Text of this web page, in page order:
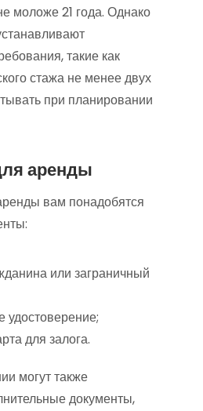
моложе 21 года. Однако
такие как
стажа не менее двух
при планировании
аренды
вам понадобятся
или заграничный
удостоверение;
для залога.
могут также
документы,